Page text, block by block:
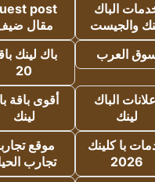
الباك
والجيست
post
مقال
العرب
باك لينك
20
الباك
لينك
أقوى باقة
لينك
با كلينك
2026
موقع
تجارب